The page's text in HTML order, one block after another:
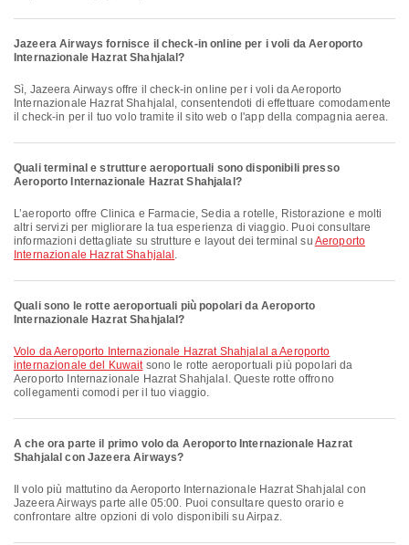
Jazeera Airways fornisce il check-in online per i voli da Aeroporto
Internazionale Hazrat Shahjalal?
Sì, Jazeera Airways offre il check-in online per i voli da Aeroporto
Internazionale Hazrat Shahjalal, consentendoti di effettuare comodamente
il check-in per il tuo volo tramite il sito web o l'app della compagnia aerea.
Quali terminal e strutture aeroportuali sono disponibili presso
Aeroporto Internazionale Hazrat Shahjalal?
L’aeroporto offre Clinica e Farmacie, Sedia a rotelle, Ristorazione e molti
altri servizi per migliorare la tua esperienza di viaggio. Puoi consultare
informazioni dettagliate su strutture e layout dei terminal su Aeroporto
Internazionale Hazrat Shahjalal .
Quali sono le rotte aeroportuali più popolari da Aeroporto
Internazionale Hazrat Shahjalal?
volo da Aeroporto Internazionale Hazrat Shahjalal a Aeroporto
internazionale del Kuwaitsono le rotte aeroportuali più popolari da
Aeroporto Internazionale Hazrat Shahjalal. Queste rotte offrono
collegamenti comodi per il tuo viaggio.
A che ora parte il primo volo da Aeroporto Internazionale Hazrat
Shahjalal con Jazeera Airways?
Jazeera Airways parte alle 05:00. Puoi consultare questo orario e
confrontare altre opzioni di volo disponibili su Airpaz.